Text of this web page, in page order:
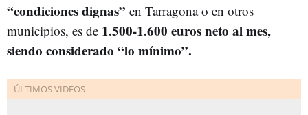
“condiciones dignas” en Tarragona o en otros
municipios, es de 1.500-1.600 euros neto al mes,
siendo considerado “lo mínimo”.